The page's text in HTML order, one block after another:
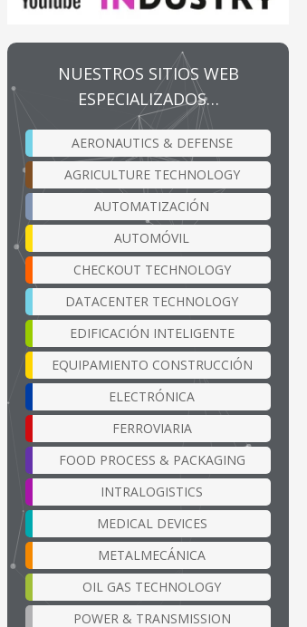
NUESTROS SITIOS WEB
ESPECIALIZADOS…
AERONAUTICS & DEFENSE
AGRICULTURE TECHNOLOGY
AUTOMATIZACIÓN
AUTOMÓVIL
CHECKOUT TECHNOLOGY
DATACENTER TECHNOLOGY
EDIFICACIÓN INTELIGENTE
EQUIPAMIENTO CONSTRUCCIÓN
ELECTRÓNICA
FERROVIARIA
FOOD PROCESS & PACKAGING
INTRALOGISTICS
MEDICAL DEVICES
METALMECÁNICA
OIL GAS TECHNOLOGY
POWER & TRANSMISSION